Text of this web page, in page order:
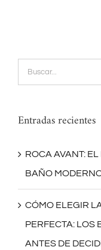
Buscar:
Entradas recientes
ROCA AVANT:
BAÑO
CÓMO ELEGIR
PERFECTA: LOS
ANTES DE